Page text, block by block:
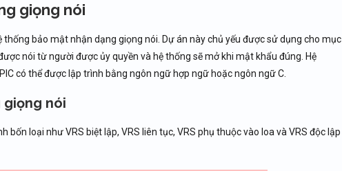
giọng nói
bảo mật nhận dạng giọng nói. Dự án này chủ yếu được sử dụng cho mục
nói từ người được ủy quyền và hệ thống sẽ mở khi mật khẩu đúng. Hệ
có thể được lập trình bằng ngôn ngữ hợp ngữ hoặc ngôn ngữ C.
giọng nói
bốn loại như VRS biệt lập, VRS liên tục, VRS phụ thuộc vào loa và VRS độc lập